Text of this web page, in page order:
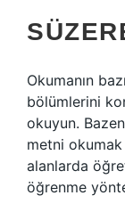
Okumanın
bölümlerini
okuyun.
metni okumak
alanlarda
öğrenme